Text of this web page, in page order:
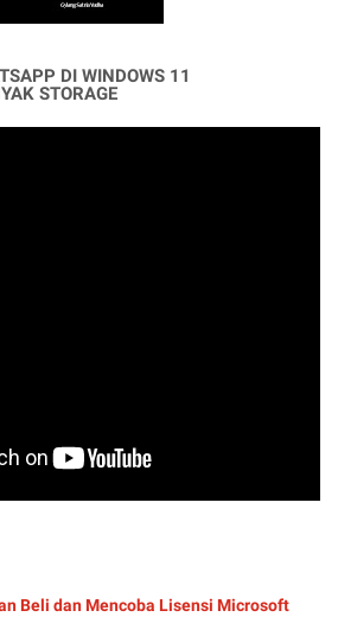
DI WINDOWS 11
STORAGE
Beli dan Mencoba Lisensi Microsoft